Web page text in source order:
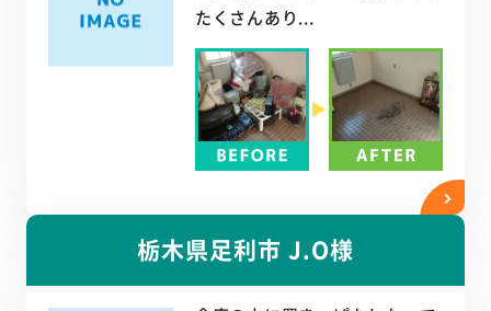
たくさんあり...
栃木県足利市 J.O様